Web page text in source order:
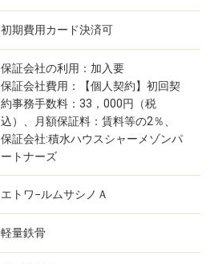
初期費用カード決済可
保証会社の利用：加入要
保証会社費用：【個人契約】初回契
約事務手数料：33，000円（税
込）、月額保証料：賃料等の2％、
保証会社:積水ハウスシャーメゾンパ
ートナーズ
エトワ−ルムサシノＡ
軽量鉄骨